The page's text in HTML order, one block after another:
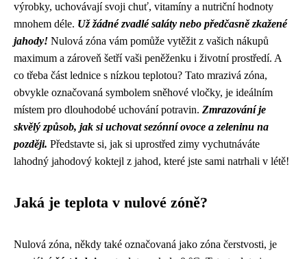
výrobky, uchovávají svoji chuť, vitamíny a nutriční hodnoty
mnohem déle. Už žádné zvadlé saláty nebo předčasně zkažené
jahody! Nulová zóna vám pomůže vytěžit z vašich nákupů
maximum a zároveň šetří vaši peněženku i životní prostředí. A
co třeba část lednice s nízkou teplotou? Tato mrazivá zóna,
obvykle označovaná symbolem sněhové vločky, je ideálním
místem pro dlouhodobé uchování potravin. Zmrazování je
skvělý způsob, jak si uchovat sezónní ovoce a zeleninu na
později. Představte si, jak si uprostřed zimy vychutnáváte
lahodný jahodový koktejl z jahod, které jste sami natrhali v létě!
Jaká je teplota v nulové zóně?
Nulová zóna, někdy také označovaná jako zóna čerstvosti, je